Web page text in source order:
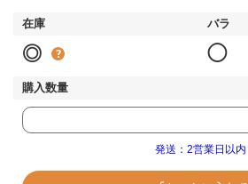
◎ ◯
発送：2営業日以内